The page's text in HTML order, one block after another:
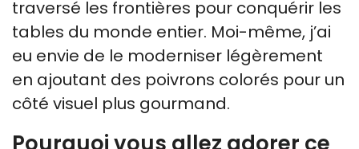
traversé les frontières pour conquérir les
tables du monde entier. Moi-même, j’ai
eu envie de le moderniser légèrement
en ajoutant des poivrons colorés pour un
côté visuel plus gourmand.
Pourquoi vous allez adorer ce